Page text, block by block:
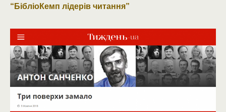
“БібліоКемп лідерів читання”